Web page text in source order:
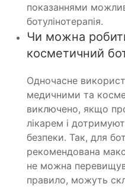
показаннями
ботулінотерапія.
Чи можна робити
косметичний
Одночасне
медичними та
виключено, якщо
лікарем і
безпеки. Так, для
рекомендована
не можна
правило, можуть